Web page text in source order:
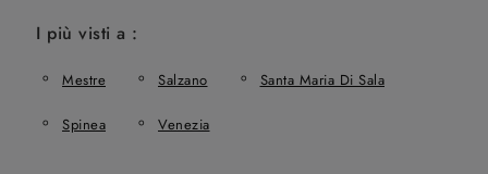
I più visti a :
Mestre Salzano Santa Maria Di Sala
Spinea Venezia